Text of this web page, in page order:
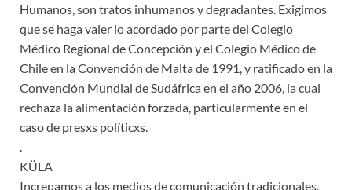
Humanos, son tratos inhumanos y degradantes. Exigimos
que se haga valer lo acordado por parte del Colegio
Médico Regional de Concepción y el Colegio Médico de
Chile en la Convención de Malta de 1991, y ratificado en la
Convención Mundial de Sudáfrica en el año 2006, la cual
rechaza la alimentación forzada, particularmente en el
caso de presxs políticxs.
KÜLA
Increpamos a los medios de comunicación tradicionales,